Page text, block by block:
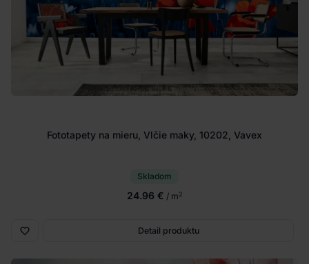
Fototapety na mieru, Vlčie maky, 10202, Vavex
Skladom
24.96 € / m2
Detail produktu